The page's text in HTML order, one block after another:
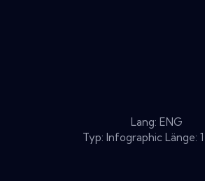
Lang: ENG
Typ: Infographic Länge: